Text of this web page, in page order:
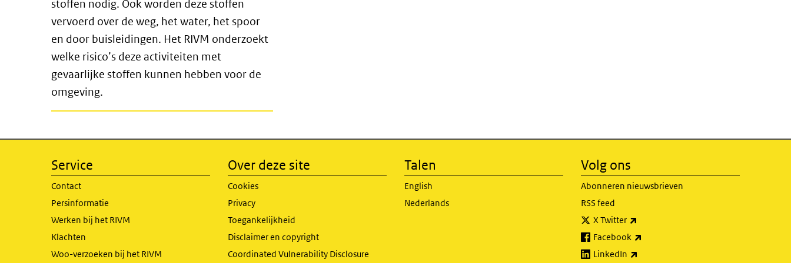
stoffen nodig. Ook worden deze stoffen
vervoerd over de weg, het water, het spoor
en door buisleidingen. Het RIVM onderzoekt
welke risico’s deze activiteiten met
gevaarlijke stoffen kunnen hebben voor de
omgeving.
Service
Contact
Persinformatie
Werken bij het RIVM
Klachten
Woo-verzoeken bij het RIVM
Over deze site
Cookies
Privacy
Toegankelijkheid
Disclaimer en copyright
Coordinated Vulnerability Disclosure
Talen
English
Nederlands
Volg ons
Abonneren nieuwsbrieven
RSS feed
X Twitter
Facebook
LinkedIn